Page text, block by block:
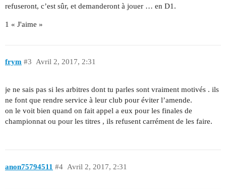
refuseront, c’est sûr, et demanderont à jouer … en D1.
1 « J'aime »
frym Avril 2, 2017, 2:31
#3
je ne sais pas si les arbitres dont tu parles sont vraiment motivés . ils
ne font que rendre service à leur club pour éviter l’amende.
on le voit bien quand on fait appel a eux pour les finales de
championnat ou pour les titres , ils refusent carrément de les faire.
anon75794511 Avril 2, 2017, 2:31
#4